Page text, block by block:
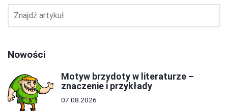
Nowości
Motyw brzydoty w literaturze –
znaczenie i przykłady
07.08.2026